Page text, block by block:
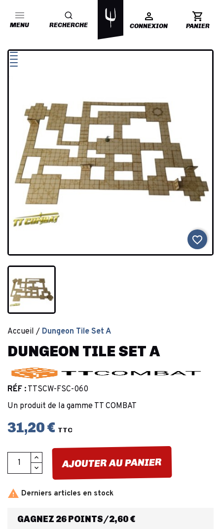
MENU RECHERCHE CONNEXION PANIER
favorite_border
Accueil Dungeon Tile Set A
DUNGEON TILE SET A
RÉF : TTSCW-FSC-060
Un produit de la gamme TT COMBAT
31,20 € TTC
AJOUTER AU PANIER
 Derniers articles en stock
GAGNEZ 26 POINTS/2,60 €